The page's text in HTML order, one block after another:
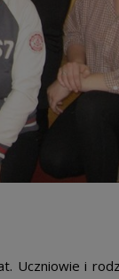
Uczniowie i